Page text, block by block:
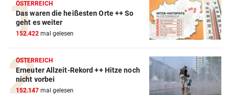
ÖSTERREICH
Das waren die heißesten Orte ++ So
geht es weiter
152.422 mal gelesen
ÖSTERREICH
Erneuter Allzeit-Rekord ++ Hitze noch
nicht vorbei
152.147 mal gelesen